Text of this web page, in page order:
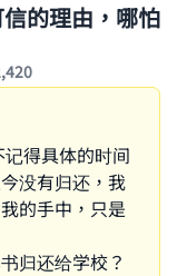
的理由，哪怕
得具体的时间
没有归还，我
的手中，只是
归还给学校？